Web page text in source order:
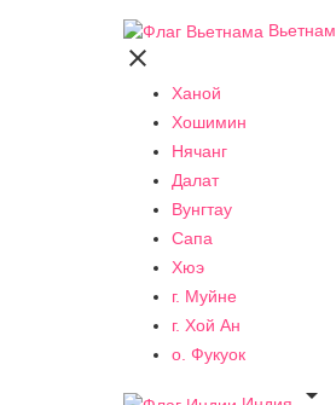
Вьетнам

Ханой
Хошимин
Нячанг
Далат
Вунгтау
Сапа
Хюэ
г. Муйне
г. Хой Ан
о. Фукуок
